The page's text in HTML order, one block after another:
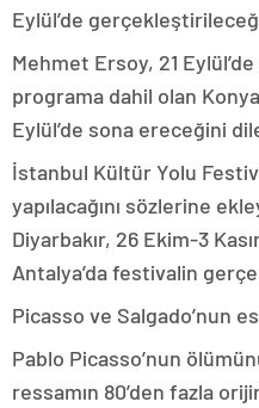
Eylül’de
Mehmet Ersoy, 21
programa dahil olan
Eylül’de sona ereceğini
İstanbul Kültür Yolu
yapılacağını sözlerine
Diyarbakır, 26 Ekim-3
Antalya’da festivalin
Picasso ve Salgado’nun
Pablo Picasso’nun
ressamın 80’den fazla